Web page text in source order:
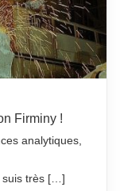
Firminy !
analytiques,
suis très […]